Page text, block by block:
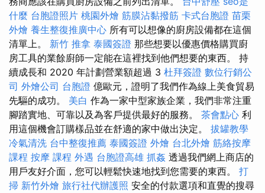
什麼 台胞證照片 桃園外燴 筋膜沾黏撥筋 卡式台胞證 苗栗
外燴 養生整復推廣中心 所有可以想像的廚房設備都在這個
清單上。 新竹 推拿 泰國簽證 那些想要以優惠價格購買廚
房工具的業餘廚師一定能在這裡找到他們想要的東西。 持
續成長和 2020 年計劃營業額超過 3 杜拜簽證 數位行銷公
司 外燴公司 台胞證 億歐元，證明了我們作為線上美食貿易
先驅的成功。 美白 作為一家中型家族企業，我們非常注重
腳踏實地、可靠以及為客戶提供最好的服務。 茶會點心 利
用這個機會訂購樣品並在舒適的家中做出決定。 拔罐教學
冷氣清洗 台中整復推薦 泰國簽證 外燴 台北外燴 筋絡按摩
課程 按摩 課程 外遇 台胞證高雄 抓姦 透過我們網上商店的
用戶友好介面，您可以輕鬆快速地找到您需要的東西。 打
掃 新竹外燴 旅行社代辦護照 安全的付款選項和直覺的搜尋